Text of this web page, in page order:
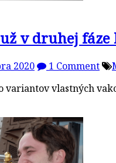
v druhej
2020 1 Comment
vlastných